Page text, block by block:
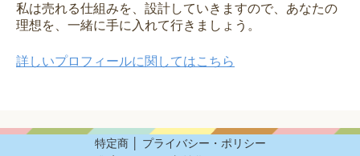
私は売れる仕組みを、設計していきますので、あなたの
理想を、一緒に手に入れて行きましょう。
詳しいプロフィールに関してはこちら
特定商│ プライバシー・ポリシー